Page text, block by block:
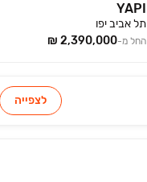
YAPI
תל אביב יפו
החל מ-
לצפייה